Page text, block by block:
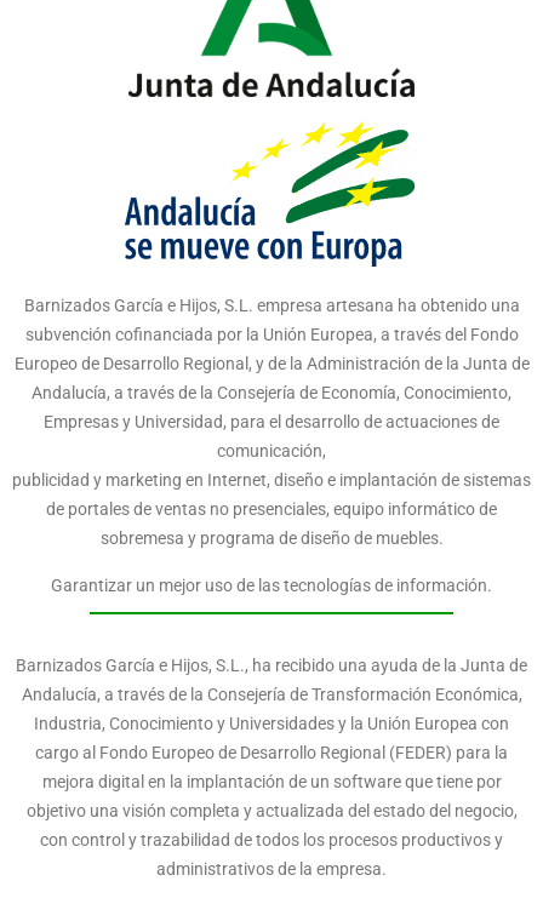
Barnizados García e Hijos, S.L. empresa artesana ha obtenido una
subvención cofinanciada por la Unión Europea, a través del Fondo
Europeo de Desarrollo Regional, y de la Administración de la Junta de
Andalucía, a través de la Consejería de Economía, Conocimiento,
Empresas y Universidad, para el desarrollo de actuaciones de
comunicación,
publicidad y marketing en Internet, diseño e implantación de sistemas
de portales de ventas no presenciales, equipo informático de
sobremesa y programa de diseño de muebles.
Garantizar un mejor uso de las tecnologías de información.
Barnizados García e Hijos, S.L., ha recibido una ayuda de la Junta de
Andalucía, a través de la Consejería de Transformación Económica,
Industria, Conocimiento y Universidades y la Unión Europea con
cargo al Fondo Europeo de Desarrollo Regional (FEDER) para la
mejora digital en la implantación de un software que tiene por
objetivo una visión completa y actualizada del estado del negocio,
con control y trazabilidad de todos los procesos productivos y
administrativos de la empresa.